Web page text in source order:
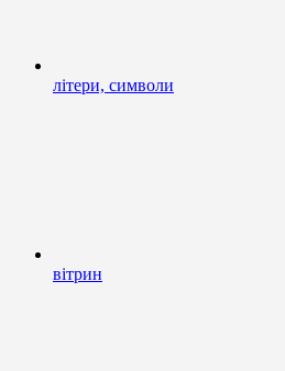
літери, символи
вітрин